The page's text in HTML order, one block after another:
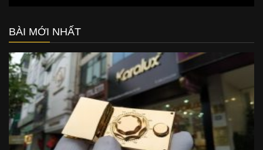
BÀI MỚI NHẤT